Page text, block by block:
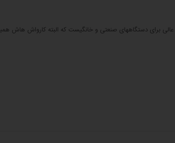
عالی برای دستگاههای صنعتی و خانگیست که البته کارواش هاش